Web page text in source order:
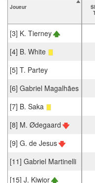
Joueur
[3] K. Tierney
[4] B. White
[5] T. Partey
[6] Gabriel Magalhães
[7] B. Saka
[8] M. Ødegaard
[9] G. de Jesus
[11] Gabriel Martinelli
[15] J. Kiwior